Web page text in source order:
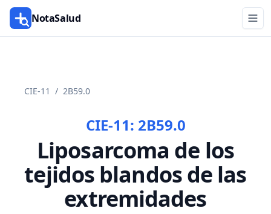
NotaSalud
CIE-11 / 2B59.0
CIE-11: 2B59.0
Liposarcoma de los
tejidos blandos de las
extremidades